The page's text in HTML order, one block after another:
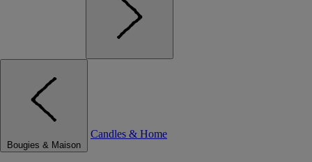
Bougies & Maison
Candles & Home